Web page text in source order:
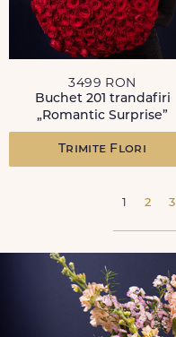
3499 RON
Buchet 201 trandafiri
„Romantic Surprise”
Trimite Flori
1 2 3